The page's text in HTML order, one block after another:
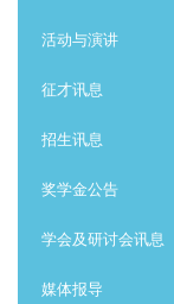
活动与演讲
征才讯息
招生讯息
奖学金公告
学会及研讨会讯息
媒体报导